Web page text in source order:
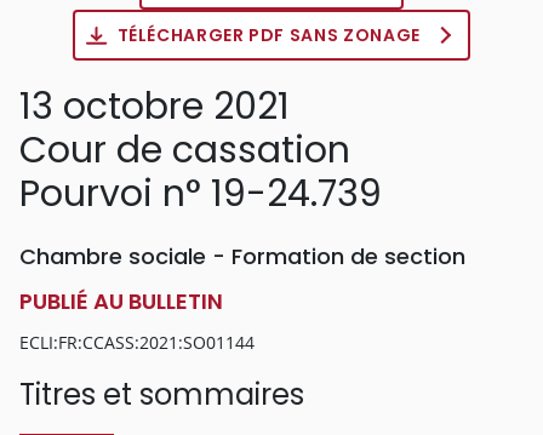
TÉLÉCHARGER PDF SANS ZONAGE
13 octobre 2021
Cour de cassation
Pourvoi n° 19-24.739
Chambre sociale - Formation de section
PUBLIÉ AU BULLETIN
ECLI:FR:CCASS:2021:SO01144
Titres et sommaires